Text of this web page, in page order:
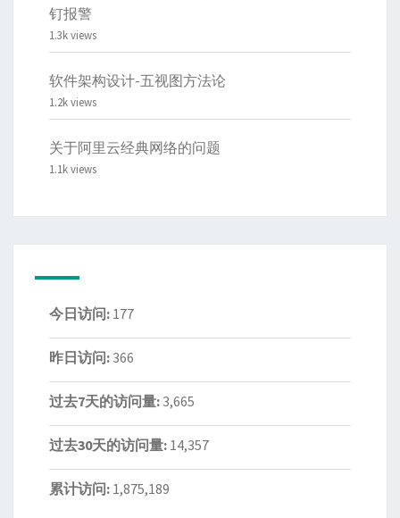
钉报警
1.3k views
软件架构设计-五视图方法论
1.2k views
关于阿里云经典网络的问题
1.1k views
今日访问: 177
昨日访问: 366
过去7天的访问量: 3,665
过去30天的访问量: 14,357
累计访问: 1,875,189